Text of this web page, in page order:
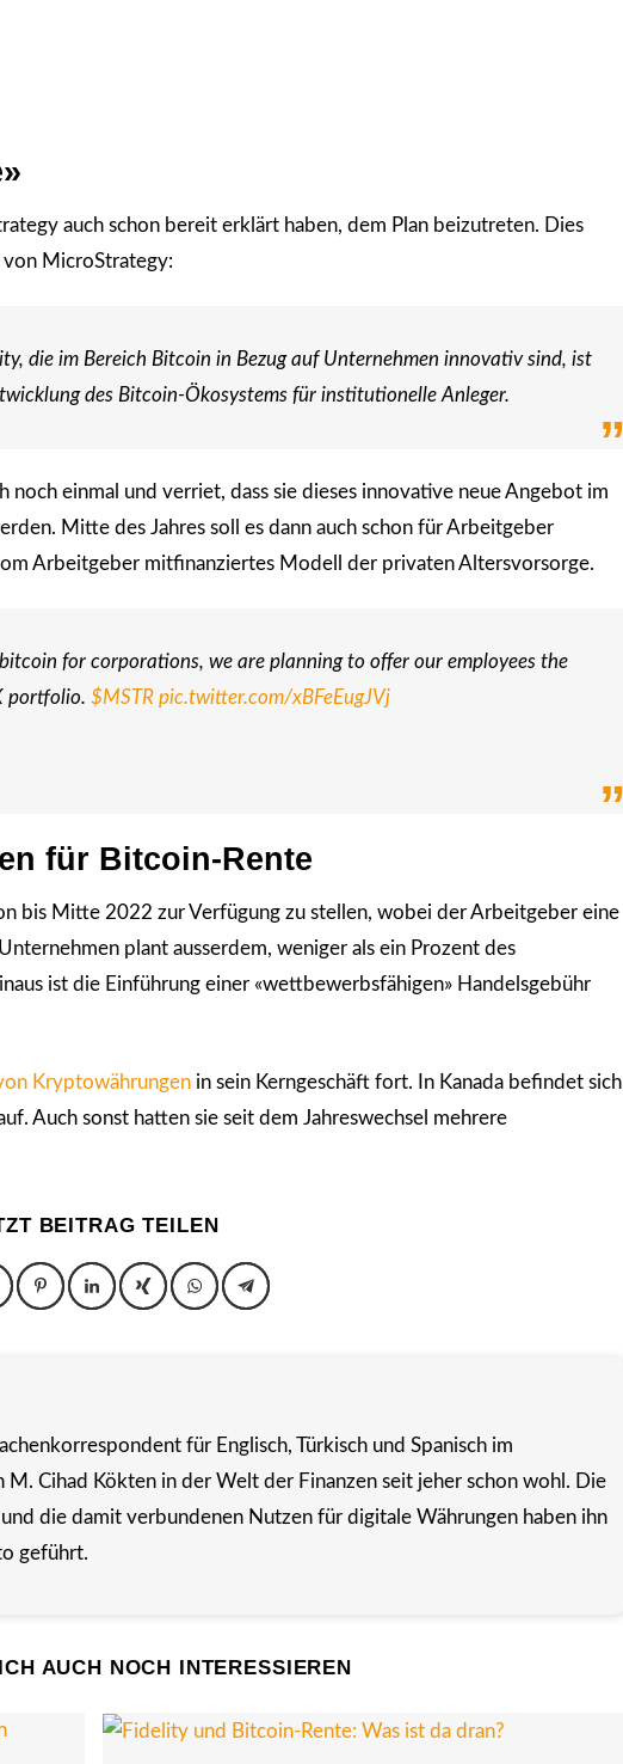
auch schon bereit erklärt haben, dem Plan beizutreten. Dies
von MicroStrategy:
die im Bereich Bitcoin in Bezug auf Unternehmen innovativ sind, ist
des Bitcoin-Ökosystems für institutionelle Anleger.
noch einmal und verriet, dass sie dieses innovative neue Angebot im
Mitte des Jahres soll es dann auch schon für Arbeitgeber
Arbeitgeber mitfinanziertes Modell der privaten Altersvorsorge.
for corporations, we are planning to offer our employees the
portfolio. $MSTR pic.twitter.com/xBFeEugJVj
für Bitcoin-Rente
bis Mitte 2022 zur Verfügung zu stellen, wobei der Arbeitgeber eine
plant ausserdem, weniger als ein Prozent des
ist die Einführung einer «wettbewerbsfähigen» Handelsgebühr
Kryptowährungen in sein Kerngeschäft fort. In Kanada befindet sich
Auch sonst hatten sie seit dem Jahreswechsel mehrere
BEITRAG TEILEN
für Englisch, Türkisch und Spanisch im
M. Cihad Kökten in der Welt der Finanzen seit jeher schon wohl. Die
die damit verbundenen Nutzen für digitale Währungen haben ihn
geführt.
AUCH NOCH INTERESSIEREN